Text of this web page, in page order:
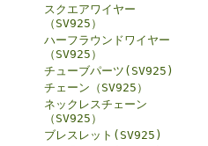
スクエアワイヤー
（SV925）
ハーフラウンドワイヤー
（SV925）
チューブパーツ(SV925)
チェーン（SV925）
ネックレスチェーン
（SV925）
ブレスレット(SV925)